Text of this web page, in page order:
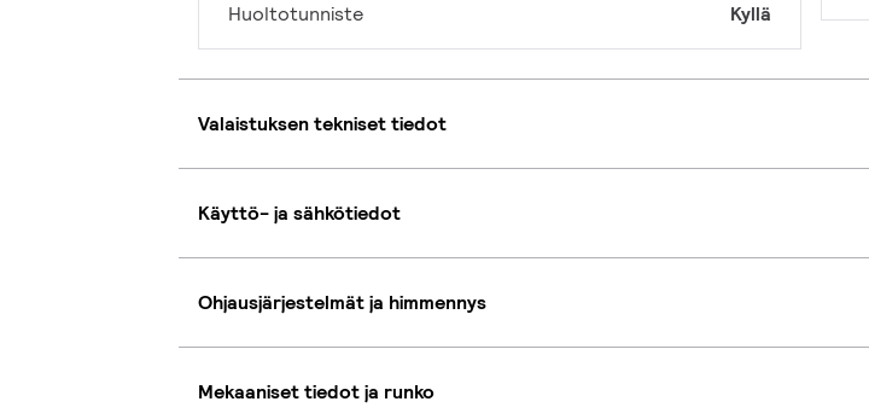
Huoltotunniste Kyllä
Valaistuksen tekniset tiedot
Käyttö- ja sähkötiedot
Ohjausjärjestelmät ja himmennys
Mekaaniset tiedot ja runko